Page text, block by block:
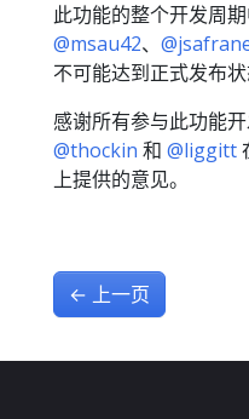
此功能的整个开发周
@msau42、
不可能达到正式发布状
感谢所有参与此功能
@thockin 和 @liggitt
上提供的意见。
← 上一页